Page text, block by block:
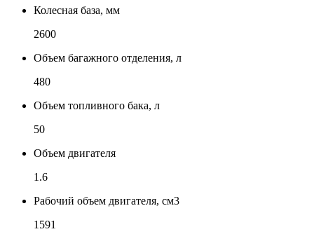
Колесная база, мм
2600
Объем багажного отделения, л
480
Объем топливного бака, л
50
Объем двигателя
1.6
Рабочий объем двигателя, см3
1591